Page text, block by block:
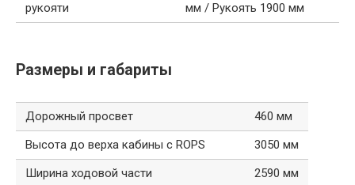
рукояти
мм / Рукоять 1900 мм
Размеры и габариты
Дорожный просвет
460 мм
Высота до верха кабины с ROPS
3050 мм
Ширина ходовой части
2590 мм